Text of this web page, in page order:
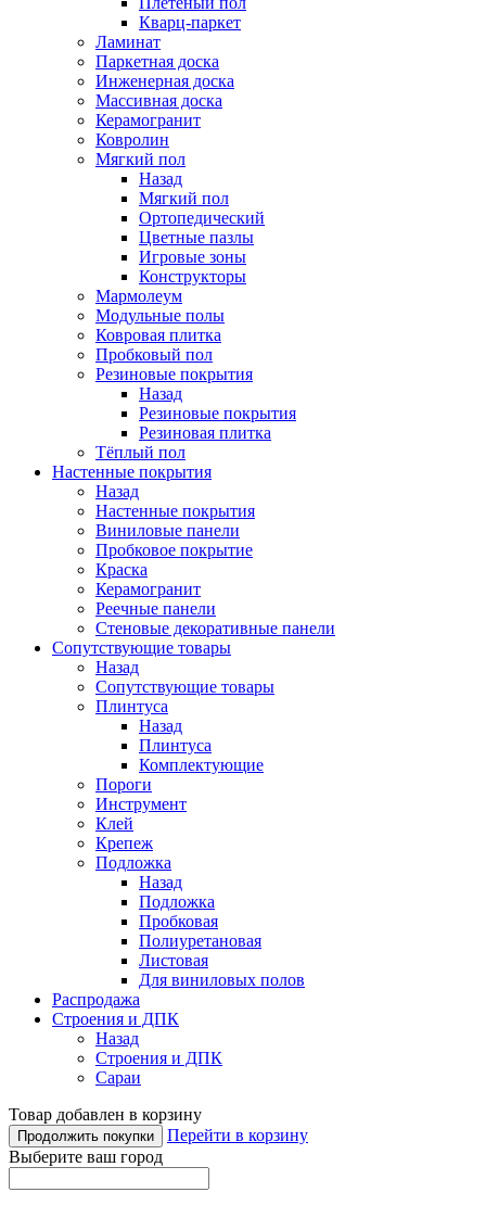
Кварц-паркет
Ламинат
Паркетная доска
Инженерная доска
Массивная доска
Керамогранит
Ковролин
Мягкий пол
Назад
Мягкий пол
Ортопедический
Цветные пазлы
Игровые зоны
Конструкторы
Мармолеум
Модульные полы
Ковровая плитка
Пробковый пол
Резиновые покрытия
Назад
Резиновые покрытия
Резиновая плитка
Тёплый пол
Настенные покрытия
Назад
Настенные покрытия
Виниловые панели
Пробковое покрытие
Краска
Керамогранит
Реечные панели
Стеновые декоративные панели
Сопутствующие товары
Назад
Сопутствующие товары
Плинтуса
Назад
Плинтуса
Комплектующие
Пороги
Инструмент
Клей
Крепеж
Подложка
Назад
Подложка
Пробковая
Полиуретановая
Листовая
Для виниловых полов
Распродажа
Строения и ДПК
Назад
Строения и ДПК
Сараи
Товар добавлен в корзину
Продолжить покупки
Перейти в корзину
Выберите ваш город